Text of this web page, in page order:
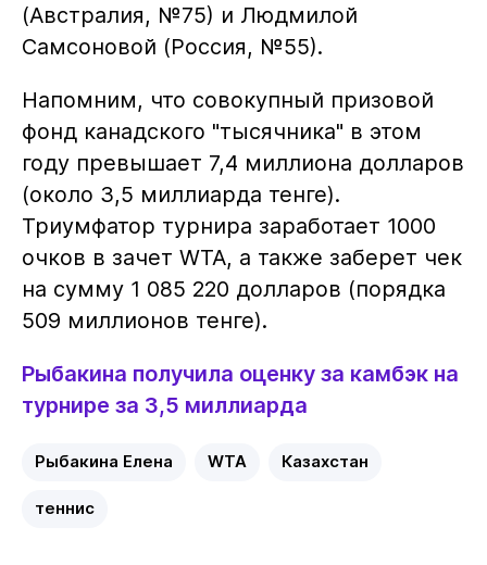
(Австралия, №75) и Людмилой
Самсоновой (Россия, №55).
Напомним, что совокупный призовой
фонд канадского "тысячника" в этом
году превышает 7,4 миллиона долларов
(около 3,5 миллиарда тенге).
Триумфатор турнира заработает 1000
очков в зачет WTA, а также заберет чек
на сумму 1 085 220 долларов (порядка
509 миллионов тенге).
Рыбакина получила оценку за камбэк на
турнире за 3,5 миллиарда
Рыбакина Елена WTA Казахстан
теннис